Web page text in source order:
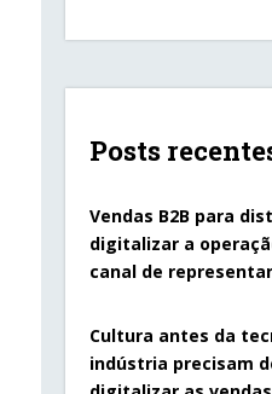
Posts
Vendas B2B para
digitalizar a
canal de
Cultura antes da
indústria precisam